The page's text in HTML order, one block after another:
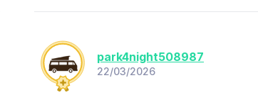
park4night508987
22/03/2026